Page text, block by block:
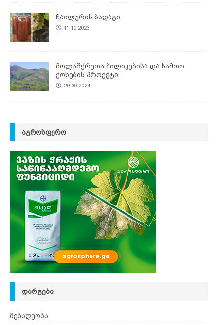
ჩაილურის ბადაგი
11.10.2023
მოლაშქრეთა ბილიკებისა და სამთო
ქოხების პროექტი
20.09.2024
ᲐᲒᲠᲝᲡᲤᲔᲠᲝ
ᲓᲐᲠᲒᲔᲑᲘ
მებაღეობა